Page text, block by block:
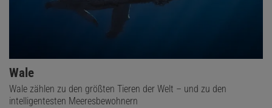
Wale
Wale zählen zu den größten Tieren der Welt – und zu den
intelligentesten Meeresbewohnern